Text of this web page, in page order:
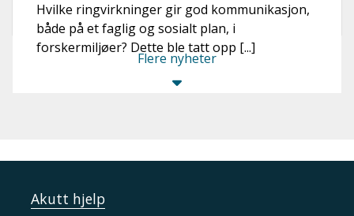
Hvilke ringvirkninger gir god kommunikasjon,
både på et faglig og sosialt plan, i
forskermiljøer? Dette ble tatt opp [...]
Flere nyheter
Akutt hjelp